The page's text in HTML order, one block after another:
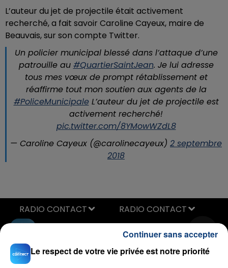
L’auteur du jet de projectile était activement
recherché, a fait savoir Caroline Cayeux, maire de
Beauvais, sur son compte Twitter.
Un policier municipal blessé dans l’attaque d’une
patrouille au #QuartierSaintJean. Je lui adresse
tous mes vœux de prompt rétablissement et
réaffirme tout mon soutien aux agents de la
#PoliceMunicipaleL’auteur du jet de projectile est
activement recherché!
pic.twitter.com/8YMowWZdL8
— Caroline Cayeux (@carolinecayeux) 2 septembre
2018
ORELSAN
RADIO CONTACT
Le respect de votre vie privée est notre priorité
Continuer sans accepter